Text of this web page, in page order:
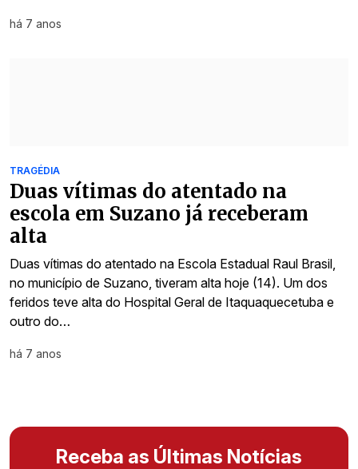
há 7 anos
TRAGÉDIA
Duas vítimas do atentado na
escola em Suzano já receberam
alta
Duas vítimas do atentado na Escola Estadual Raul Brasil,
no município de Suzano, tiveram alta hoje (14). Um dos
feridos teve alta do Hospital Geral de Itaquaquecetuba e
outro do…
há 7 anos
Receba as Últimas Notícias